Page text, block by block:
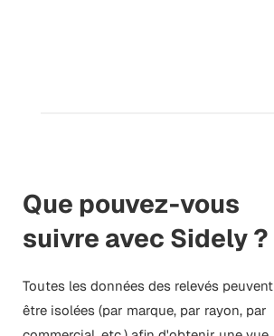
Que pouvez-vous
suivre avec Sidely ?
Toutes les données des relevés peuvent
être isolées (par marque, par rayon, par